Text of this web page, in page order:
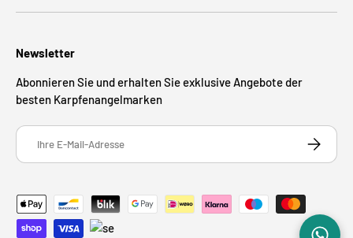
Newsletter
Abonnieren Sie und erhalten Sie exklusive Angebote der
besten Karpfenangelmarken
E-Mail
Zahlungsmethoden